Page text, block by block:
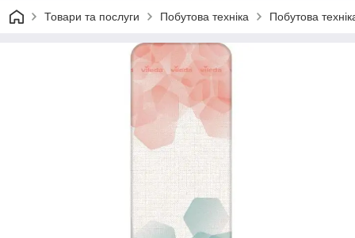
Товари та послуги Побутова техніка Побутова